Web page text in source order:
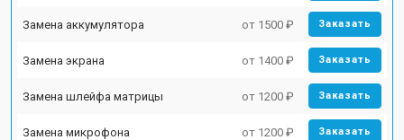
Замена аккумулятора от 1500 ₽ Заказать
Замена экрана от 1400 ₽ Заказать
Замена шлейфа матрицы от 1200 ₽ Заказать
Замена микрофона от 1200 ₽ Заказать